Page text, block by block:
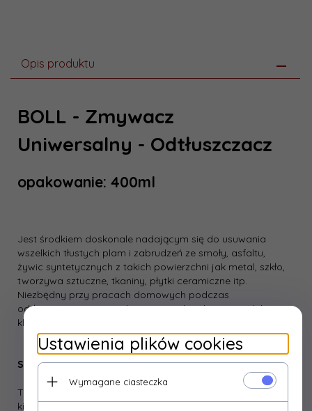
Opis produktu
BOLL - Zmywacz
Uniwersalny - Odtłuszczacz
opakowanie: 400ml
Jest środkiem doskonale nadającym się do usuwania
wszelkich tłustych plam i zabrudzeń ze smoły, asfaltu,
żywic syntetycznych z takich powierzchni jak metal, szkło,
tworzywa sztuczne, tkaniny, płytki ceramiczne itp.
Niezbędny przy pracach domowych podczas
odtłuszczania powierzchni np. przed malowaniem, lub
klejeniem taśm.
Sposób użycia
Tłustą lub zabrudzoną powierzchnię przetrzeć w jednym
kierunku używając jednorazowego ręcznika papierowego
Ustawienia plików cookies
Wymagane ciasteczka